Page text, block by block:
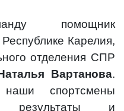
помощник
Карелия,
отделения СПР
Вартанова.
спортсмены
результаты и